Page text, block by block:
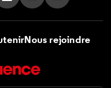
Tik Tok
nous sur X
Suivez nous sur LinkedIn
Suivez nous sur
Suivez nous
Nous rejoindre